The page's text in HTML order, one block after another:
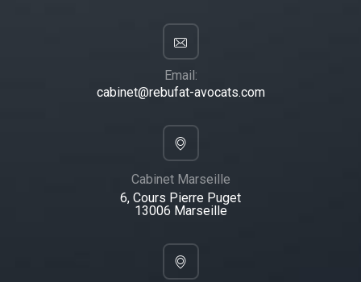
Email:
cabinet@rebufat-avocats.com
Cabinet Marseille
6, Cours Pierre Puget
13006 Marseille